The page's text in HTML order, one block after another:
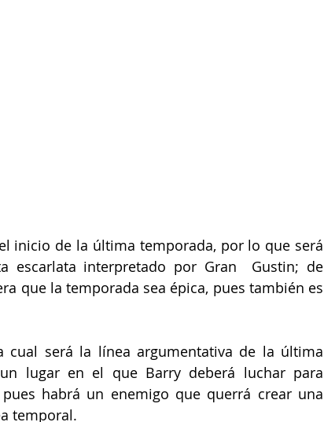
inicio de la última temporada, por lo que será
escarlata interpretado por Gran  Gustin; de
que la temporada sea épica, pues también es
será la línea argumentativa de la última
lugar en el que Barry deberá luchar para
habrá un enemigo que querrá crear una
temporal.